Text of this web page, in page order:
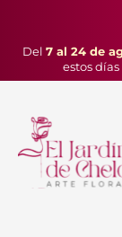
Del 7 al 24 de
estos